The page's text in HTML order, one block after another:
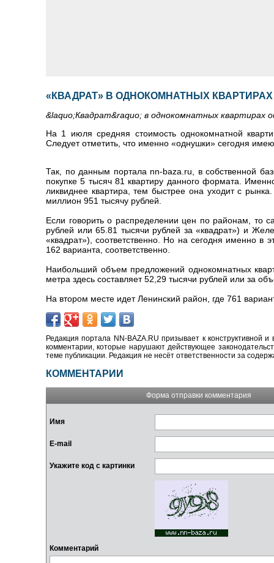
«КВАДРАТ» В ОДНОКОМНАТНЫХ
&laquo;Квадрат&raquo; в однокомнатных квартирах
На 1 июля средняя стоимость однокомнатной
Следует отметить, что именно «однушки» сегодня
Так, по данным портала nn-baza.ru, в собственной
покупке 5 тысяч 81 квартиру данного формата.
ликвиднее квартира, тем быстрее она уходит с
миллион 951 тысячу рублей.
Если говорить о распределении цен по районам, то
рублей или 65.81 тысячи рублей за «квадрат») и
«квадрат»), соответственно. Но на сегодня именно
162 варианта, соответственно.
Наибольший объем предложений однокомнатных
метра здесь составляет 52,29 тысячи рублей или за
На втором месте идет Ленинский район, где 761
Редакция портала NN-BAZA.RU призывает к конструктивной
комментарии, которые нарушают действующее
теме публикации. Редакция не несёт ответственности за
КОММЕНТАРИИ
Форма отправки комментария
Имя
E-mail
Укажите код с картинки
Комментарий